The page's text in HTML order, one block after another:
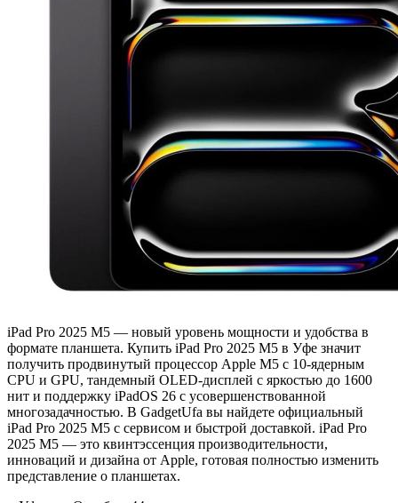
iPad Pro 2025 M5 — новый уровень мощности и удобства в
формате планшета. Купить iPad Pro 2025 M5 в Уфе значит
получить продвинутый процессор Apple M5 с 10-ядерным
CPU и GPU, тандемный OLED-дисплей с яркостью до 1600
нит и поддержку iPadOS 26 с усовершенствованной
многозадачностью. В GadgetUfa вы найдете официальный
iPad Pro 2025 M5 с сервисом и быстрой доставкой. iPad Pro
2025 M5 — это квинтэссенция производительности,
инноваций и дизайна от Apple, готовая полностью изменить
представление о планшетах.